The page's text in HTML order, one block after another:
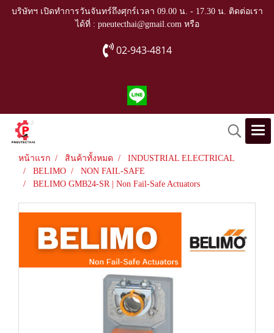
บริษัทฯ เปิดทำการวันจันทร์ถึงศุกร์เวลา 09.00 น. - 17.30 น. ติดต่อเรา
ได้ที่ : pneutecthai@gmail.com หรือ
02-943-4814
หน้าแรก สินค้าทั้งหมด
INDUSTRIAL ELECTRICAL
BELIMO
NON FAIL-SAFE
BELIMO GMB24-SR | Non Fail-Safe Actuators